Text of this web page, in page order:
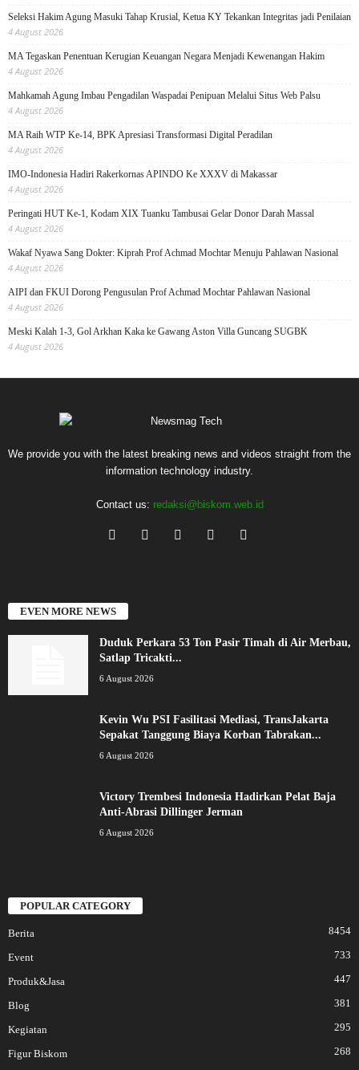
Seleksi Hakim Agung Masuki Tahap Krusial, Ketua KY Tekankan Integritas jadi Penilaian
4 August 2026
MA Tegaskan Penentuan Kerugian Keuangan Negara Menjadi Kewenangan Hakim
4 August 2026
Mahkamah Agung Imbau Pengadilan Waspadai Penipuan Melalui Situs Web Palsu
4 August 2026
MA Raih WTP Ke-14, BPK Apresiasi Transformasi Digital Peradilan
4 August 2026
IMO-Indonesia Hadiri Rakerkornas APINDO Ke XXXV di Makassar
4 August 2026
Peringati HUT Ke-1, Kodam XIX Tuanku Tambusai Gelar Donor Darah Massal
4 August 2026
Wakaf Nyawa Sang Dokter: Kiprah Prof Achmad Mochtar Menuju Pahlawan Nasional
4 August 2026
AIPI dan FKUI Dorong Pengusulan Prof Achmad Mochtar Pahlawan Nasional
4 August 2026
Meski Kalah 1-3, Gol Arkhan Kaka ke Gawang Aston Villa Guncang SUGBK
4 August 2026
We provide you with the latest breaking news and videos straight from the
information technology industry.
Contact us: redaksi@biskom.web.id
EVEN MORE NEWS
Duduk Perkara 53 Ton Pasir Timah di Air Merbau,
Satlap Tricakti...
6 August 2026
Kevin Wu PSI Fasilitasi Mediasi, TransJakarta
Sepakat Tanggung Biaya Korban Tabrakan...
6 August 2026
Victory Trembesi Indonesia Hadirkan Pelat Baja
Anti-Abrasi Dillinger Jerman
6 August 2026
POPULAR CATEGORY
Berita 8454
Event 733
Produk&Jasa 447
Blog 381
Kegiatan 295
Figur Biskom
268